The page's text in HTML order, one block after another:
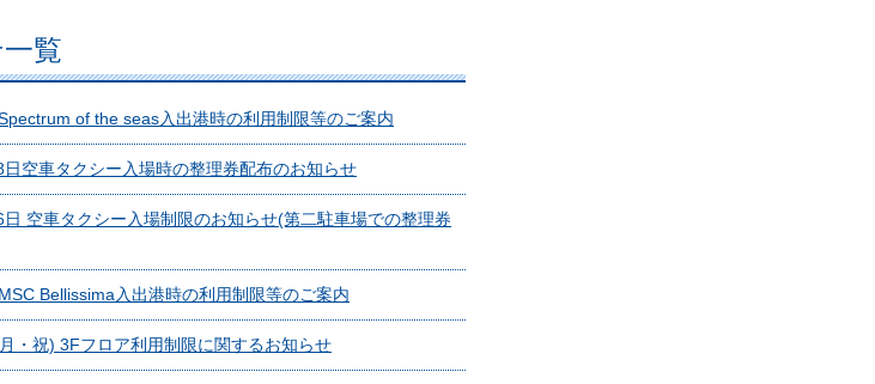
覧
of the seas入出港時の利用制限等のご案内
空車タクシー入場時の整理券配布のお知らせ
空車タクシー入場制限のお知らせ(第二駐車場での整理券
Bellissima入出港時の利用制限等のご案内
・祝) 3Fフロア利用制限に関するお知らせ